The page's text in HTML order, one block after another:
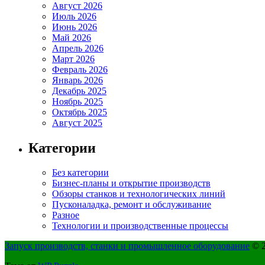
Август 2026
Июль 2026
Июнь 2026
Май 2026
Апрель 2026
Март 2026
Февраль 2026
Январь 2026
Декабрь 2025
Ноябрь 2025
Октябрь 2025
Август 2025
Категории
Без категории
Бизнес-планы и открытие производств
Обзоры станков и технологических линий
Пусконаладка, ремонт и обслуживание
Разное
Технологии и производственные процессы
Запуск производств, станки и промышленное оборудование ©